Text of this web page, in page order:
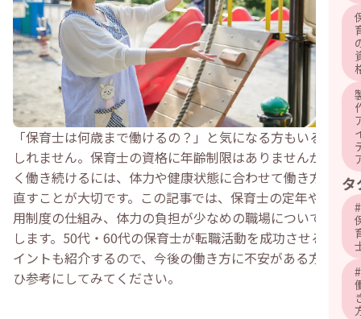
タ
#
#
「保育士は何歳まで働けるの？」と気になる方もいるかも
しれません。保育士の資格に年齢制限はありませんが、長
く働き続けるには、体力や健康状態に合わせて働き方を見
直すことが大切です。この記事では、保育士の定年や再雇
用制度の仕組み、体力の負担が少なめの職場について紹介
します。50代・60代の保育士が転職活動を成功させるポ
イントも紹介するので、今後の働き方に不安がある方はぜ
ひ参考にしてみてください。